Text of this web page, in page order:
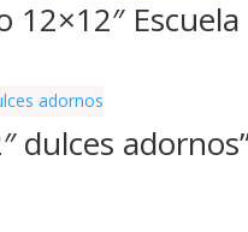
12×12″
dulces